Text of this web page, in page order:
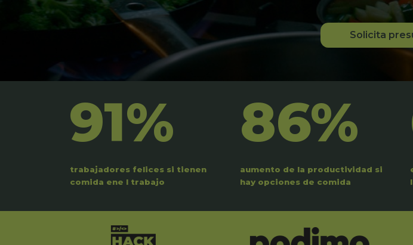
Solicita
91%
trabajadores felices si tienen
comida ene l trabajo
86%
aumento de la productividad si
hay opciones de comida